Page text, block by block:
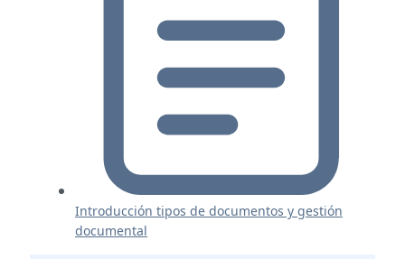
Introducción tipos de documentos y gestión
documental